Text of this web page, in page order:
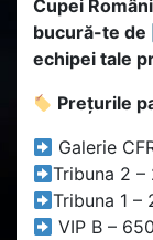
Cupei
bucură-te de
echipei tale
Prețurile
Galerie
Tribuna 2 –
Tribuna 1 –
VIP B –